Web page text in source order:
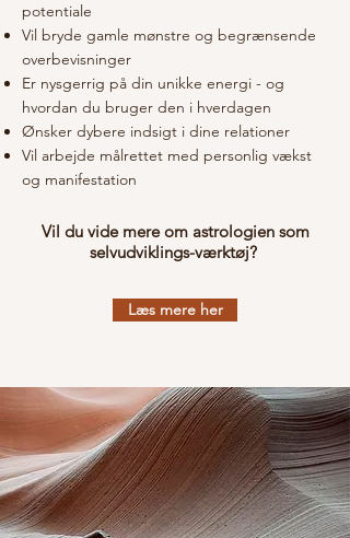
potentiale
Vil bryde gamle mønstre og begrænsende
overbevisninger
Er nysgerrig på din unikke energi - og
hvordan du bruger den i hverdagen
Ønsker dybere indsigt i dine relationer
Vil arbejde målrettet med personlig vækst
og manifestation
Vil du vide mere om astrologien som
selvudviklings-værktøj?
Læs mere her